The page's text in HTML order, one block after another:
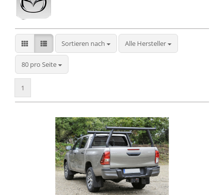
Sortieren nach
Sortieren nach Alle Hersteller
80 pro Seite
pro Seite
1